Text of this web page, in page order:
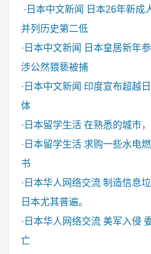
· 日本中文新闻
日本26年新成
并列历史第二低
· 日本中文新闻
日本皇居新年
涉公然猥亵被捕
· 日本中文新闻 印度宣布超越
体
· 日本留学生活 在熟悉的城市
· 日本留学生活 求购一些水电
书
· 日本华人网络交流 制造信息
日本尤其普遍。
· 日本华人网络交流 美军入侵
亡